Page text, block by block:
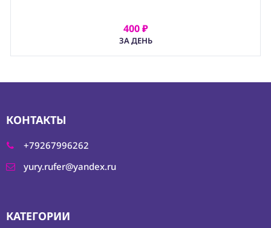
400 ₽
ЗА ДЕНЬ
АРЕНДОВАТЬ
КОНТАКТЫ
+79267996262
yury.rufer@yandex.ru
КАТЕГОРИИ